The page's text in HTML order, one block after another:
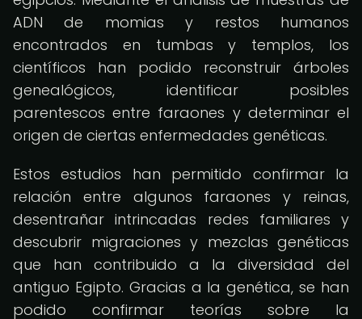
ADN de momias y restos humanos
encontrados en tumbas y templos, los
científicos han podido reconstruir árboles
genealógicos, identificar posibles
parentescos entre faraones y determinar el
origen de ciertas enfermedades genéticas.
Estos estudios han permitido confirmar la
relación entre algunos faraones y reinas,
desentrañar intrincadas redes familiares y
descubrir migraciones y mezclas genéticas
que han contribuido a la diversidad del
antiguo Egipto. Gracias a la genética, se han
podido confirmar teorías sobre la